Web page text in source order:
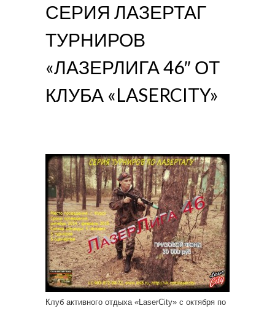
СЕРИЯ ЛАЗЕРТАГ
ТУРНИРОВ
«ЛАЗЕРЛИГА 46″ ОТ
КЛУБА «LASERCITY»
Клуб активного отдыха «LaserCity» с октября по